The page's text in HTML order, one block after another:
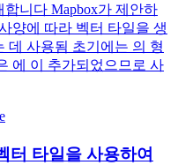
니다 Mapbox가 제안하
양에 따라 벡터 타일을 생
데 사용됨 초기에는 의 형
에 이 추가되었으므로 사
터 타일을 사용하여